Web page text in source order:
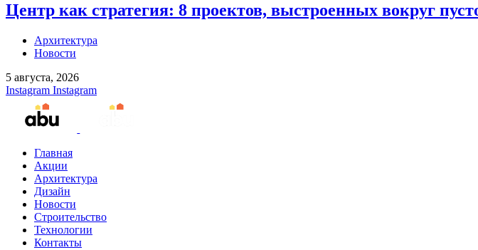
Центр как стратегия: 8 проектов, выстроенных вокруг
Архитектура
Новости
5 августа, 2026
Instagram Instagram
Главная
Акции
Архитектура
Дизайн
Новости
Строительство
Технологии
Контакты